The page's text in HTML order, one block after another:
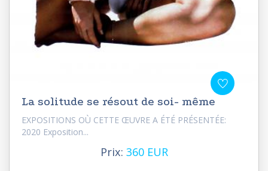
La solitude se résout de soi- même
EXPOSITIONS OÙ CETTE ŒUVRE A ÉTÉ PRÉSENTÉE:
2020 Exposition...
Prix: 360 EUR